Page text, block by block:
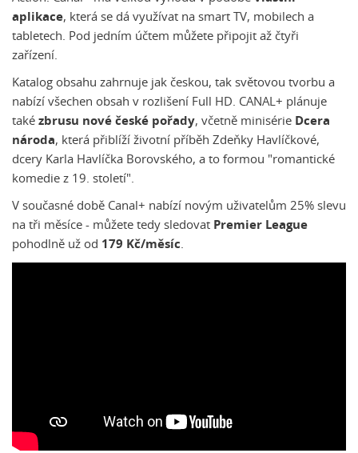
aplikace, která se dá využívat na smart TV, mobilech a
tabletech. Pod jedním účtem můžete připojit až čtyři
zařízení.
Katalog obsahu zahrnuje jak českou, tak světovou tvorbu a
nabízí všechen obsah v rozlišení Full HD. CANAL+ plánuje
také zbrusu nové české pořady, včetně minisérie Dcera
národa, která přiblíží životní příběh Zdeňky Havlíčkové,
dcery Karla Havlíčka Borovského, a to formou "romantické
komedie z 19. století".
V současné době Canal+ nabízí novým uživatelům 25% slevu
na tři měsíce - můžete tedy sledovat Premier League
pohodlně už od 179 Kč/měsíc.